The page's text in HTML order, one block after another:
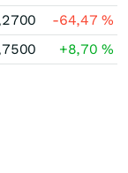
-64,47%
+8,70%